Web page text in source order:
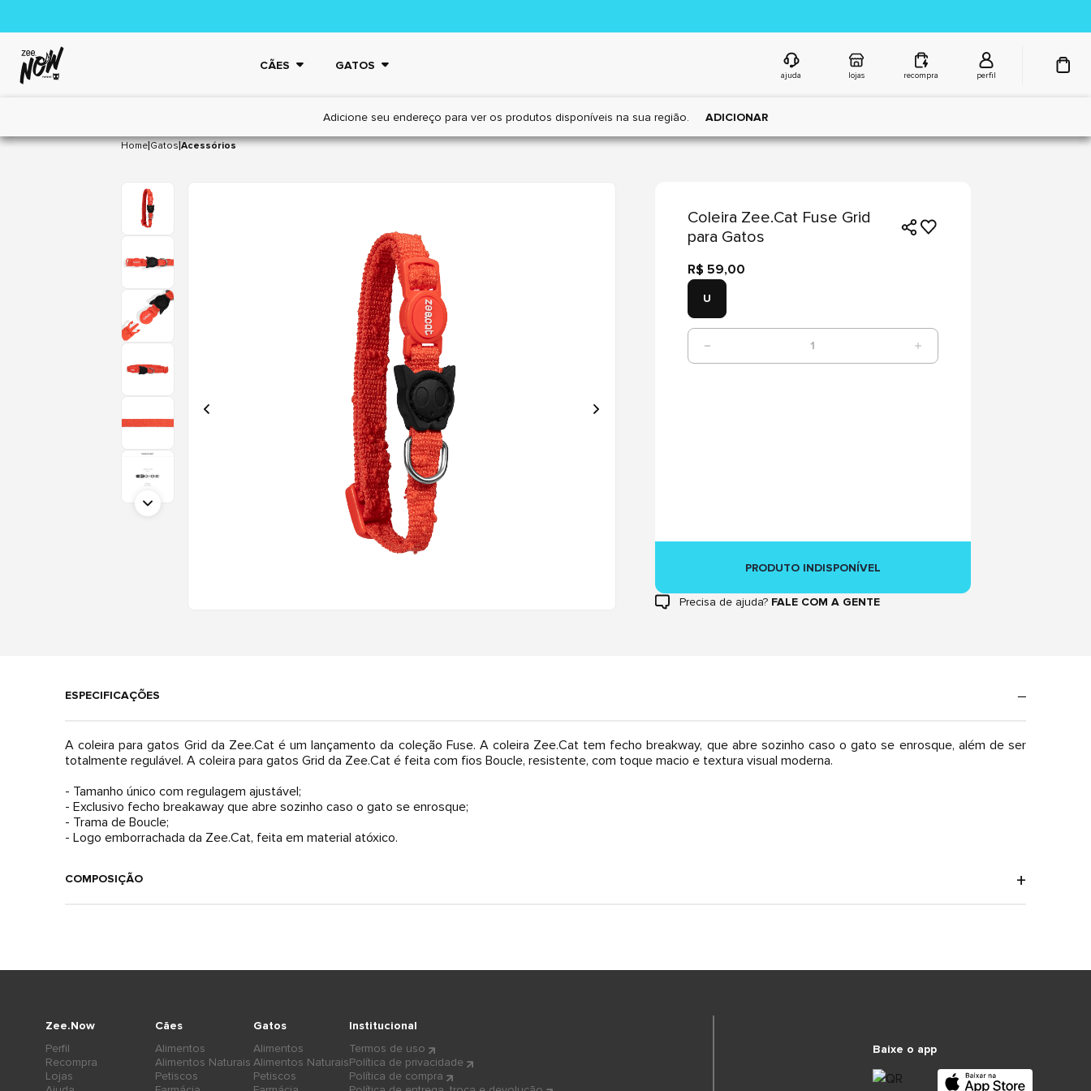
CÃES GATOS
ajuda lojas recompra perfil
Adicione seu endereço para ver os produtos disponíveis na sua região. ADICIONAR
Home|Gatos|Acessórios
Coleira Zee.Cat Fuse Grid
para Gatos
R$ 59,00
U
1
PRODUTO INDISPONÍVEL
Precisa de ajuda? FALE COM A GENTE
ESPECIFICAÇÕES
A coleira para gatos Grid da Zee.Cat é um lançamento da coleção Fuse. A coleira Zee.Cat tem fecho breakway, que abre sozinho caso o gato se enrosque, além de ser
totalmente regulável. A coleira para gatos Grid da Zee.Cat é feita com fios Boucle, resistente, com toque macio e textura visual moderna.
- Tamanho único com regulagem ajustável;
- Exclusivo fecho breakaway que abre sozinho caso o gato se enrosque;
- Trama de Boucle;
- Logo emborrachada da Zee.Cat, feita em material atóxico.
COMPOSIÇÃO
Cães
Alimentos
Alimentos Naturais
Petiscos
Gatos
Alimentos
Alimentos Naturais
Petiscos
Zee.Now
Perfil
Recompra
Lojas
Institucional
Termos de uso
Política de privacidade
Política de compra
Baixe o app